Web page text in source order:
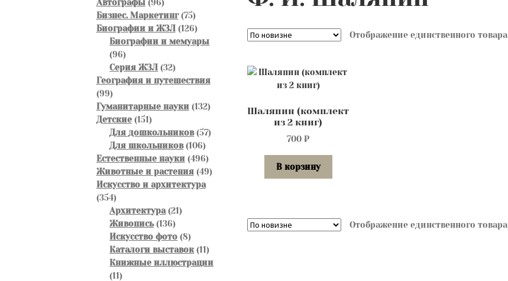
Отображение единственного товара
Шаляпин (комплект
из 2 книг)
700₽
В корзину
Отображение единственного товара
Автографы 96
товаров
Бизнес. Маркетинг 7575
товаров
Биографии и ЖЗЛ 126126
товаров
Биографии и мемуары
9696
товаров
Серия ЖЗЛ 3232
товара
География и путешествия
9999
товаров
Гуманитарные науки 132132
Детские 151151
товар
Для дошкольников 5757
Для школьников 106106
товаров
Естественные науки 496496
товаров
Животные и растения 4949
Искусство и архитектура
354354
товара
Архитектура 2121
Живопись 136136
товаров
Искусство фото 88
товаров
Каталоги выставок 1111
товаров
Книжные иллюстрации
1111